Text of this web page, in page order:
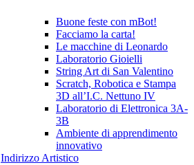
Buone feste con mBot!
Facciamo la carta!
Le macchine di Leonardo
Laboratorio Gioielli
String Art di San Valentino
Scratch, Robotica e Stampa
3D all’I.C. Nettuno IV
Laboratorio di Elettronica 3A-
3B
Ambiente di apprendimento
innovativo
Indirizzo Artistico